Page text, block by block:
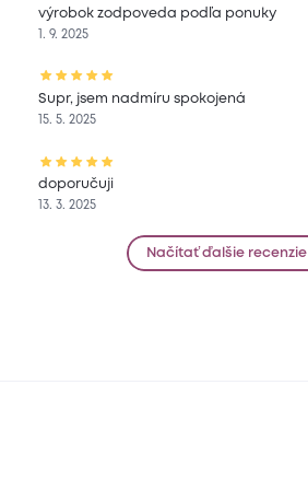
výrobok zodpoveda podľa ponuky
1. 9. 2025
Supr, jsem nadmíru spokojená
15. 5. 2025
doporučuji
13. 3. 2025
Načítať ďalšie recenzie